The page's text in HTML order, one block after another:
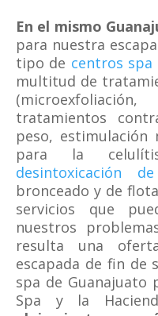
En el mismo
para nuestra
tipo de centros spa
multitud de
tratamientos
peso, estimulación
para la
desintoxicación
bronceado y de
servicios que
nuestros
resulta una
escapada de fin de
spa de Guanajuato
Spa y la